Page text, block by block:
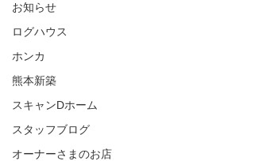
お知らせ
ログハウス
ホンカ
熊本新築
スキャンDホーム
スタッフブログ
オーナーさまのお店